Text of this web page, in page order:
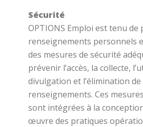
Sécurité
OPTIONS Emploi est tenu
renseignements personnels
des mesures de sécurité
prévenir l’accès, la collecte,
divulgation et l’élimination de
renseignements. Ces
sont intégrées à la
œuvre des pratiques